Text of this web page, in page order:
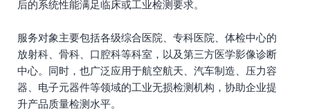
后的系统性能满足临床或工业检测要求。
服务对象主要包括各级综合医院、专科医院、体检中心的
放射科、骨科、口腔科等科室，以及第三方医学影像诊断
中心。同时，也广泛应用于航空航天、汽车制造、压力容
器、电子元器件等领域的工业无损检测机构，协助企业提
升产品质量检测水平。